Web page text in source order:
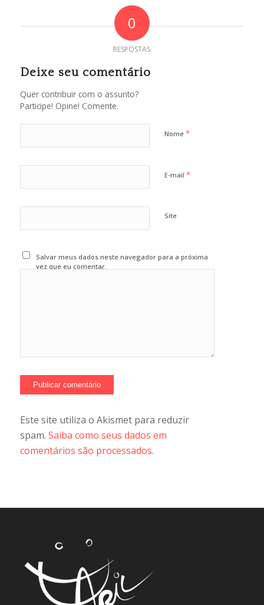
0
RESPOSTAS
Deixe seu comentário
Quer contribuir com o assunto?
Participe! Opine! Comente.
Nome *
E-mail *
Site
Salvar meus dados neste navegador para a próxima
vez que eu comentar.
Este site utiliza o Akismet para reduzir
spam. Saiba como seus dados em
comentários são processados.